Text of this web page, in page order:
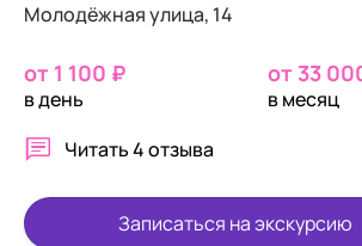
Молодёжная улица, 14
от 1 100 ₽
в день
от 33
в месяц
Читать4 отзыва
Записаться на экскурсию